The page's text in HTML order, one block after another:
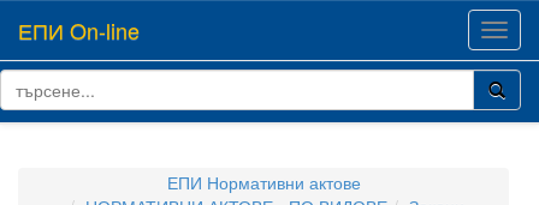
ЕПИ On-line
ЕПИ Нормативни актове